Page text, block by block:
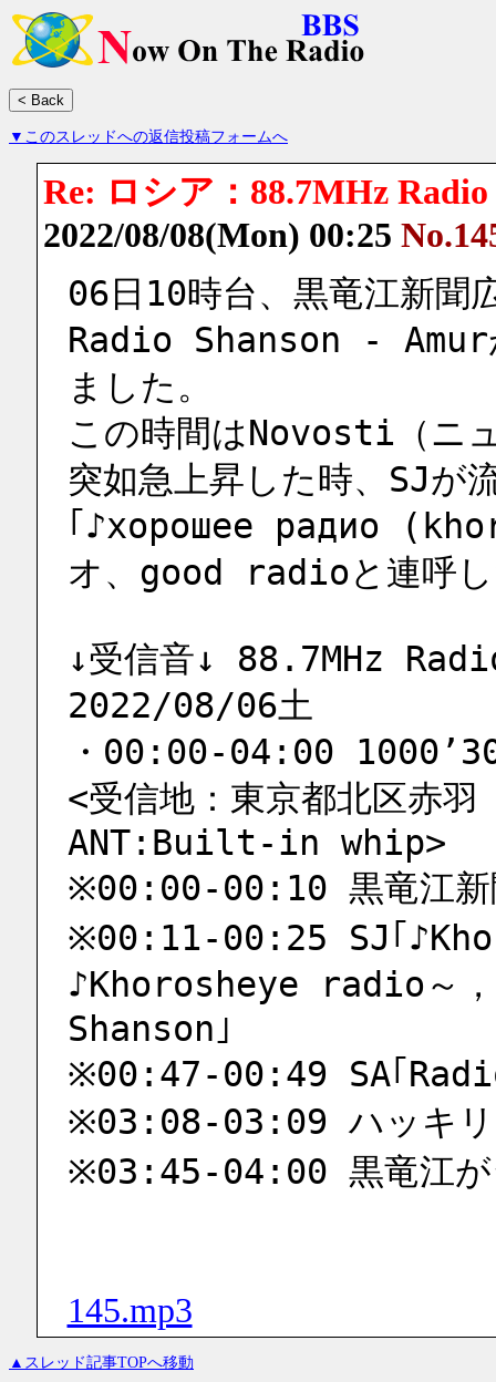
▼このスレッドへの返信投稿フォームへ
Re: ロシア：88.7MHz
2022/08/08(Mon) 00:25
06日10時台、黒竜江新聞
Radio Shanson - Amur
ました。
この時間はNovosti（ニ
突如急上昇した時、SJが
｢♪хорошее радио
オ、good radioと連呼し
↓受信音↓ 88.7MHz
2022/08/06土
・00:00-04:00
<受信地：東京都北区赤
ANT:Built-in whip>
※00:00-00:10 黒竜江
※00:11-00:25 SJ｢
♪Khorosheye radio～
Shanson｣
※00:47-00:49 SA｢
※03:08-03:09 ハッキリ
※03:45-04:00 黒竜江
145.mp3
▲スレッド記事TOPへ移動